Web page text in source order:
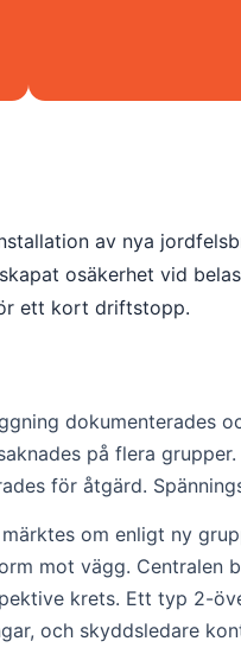
av nya
osäkerhet vid
ett kort driftstopp.
dokumenterades
på flera
för åtgärd.
om enligt ny
mot vägg.
krets. Ett typ 2-
och skyddsledare